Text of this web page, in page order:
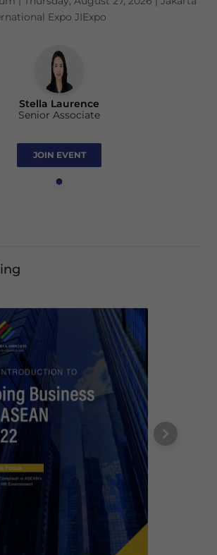
Expo JIExpo
Stella Laurence
Senior Associate
JOIN EVENT